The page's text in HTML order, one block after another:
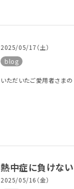
2025/05/17（土）
blog
いただいたご愛用者さま
熱中症に負けない
2025/05/16（金）